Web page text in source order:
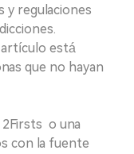
y regulaciones
artículo está
que no hayan
o una
con la fuente